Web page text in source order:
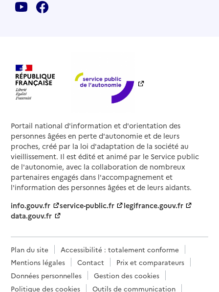
Portail national d'information et d'orientation des
personnes âgées en perte d'autonomie et de leurs
proches, créé par la loi d'adaptation de la société au
vieillissement. Il est édité et animé par le Service public
de l'autonomie, avec la collaboration de nombreux
partenaires engagés dans l'accompagnement et
l'information des personnes âgées et de leurs aidants.
info.gouv.fr
service-public.fr
legifrance.gouv.fr
data.gouv.fr
Plan du site
Accessibilité : totalement conforme
Mentions légales
Contact
Prix et comparateurs
Données personnelles
Gestion des cookies
Politique des cookies
Outils de communication